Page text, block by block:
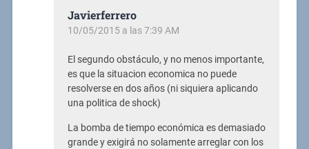
Javierferrero
10/05/2015 a las 7:39 AM
El segundo obstáculo, y no menos importante,
es que la situacion economica no puede
resolverse en dos años (ni siquiera aplicando
una politica de shock)
La bomba de tiempo económica es demasiado
grande y exigirá no solamente arreglar con los